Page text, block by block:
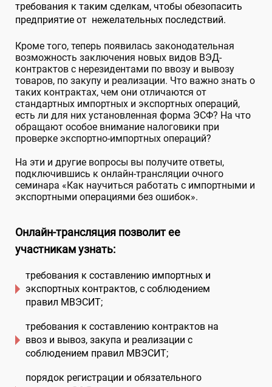
требования к таким сделкам, чтобы обезопасить
предприятие от нежелательных последствий.
Кроме того, теперь появилась законодательная
возможность заключения новых видов ВЭД-
контрактов с нерезидентами по ввозу и вывозу
товаров, по закупу и реализации. Что важно знать о
таких контрактах, чем они отличаются от
стандартных импортных и экспортных операций,
есть ли для них установленная форма ЭСФ? На что
обращают особое внимание налоговики при
проверке экспортно-импортных операций?
На эти и другие вопросы вы получите ответы,
подключившись к онлайн-трансляции очного
семинара «Как научиться работать с импортными и
экспортными операциями без ошибок».
Онлайн-трансляция позволит ее
участникам узнать:
требования к составлению импортных и
экспортных контрактов, с соблюдением
правил МВЭСИТ;
требования к составлению контрактов на
ввоз и вывоз, закупа и реализации с
соблюдением правил МВЭСИТ;
порядок регистрации и обязательного